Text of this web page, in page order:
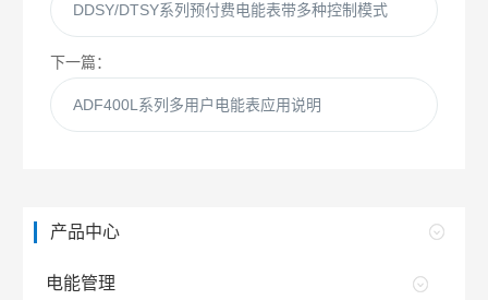
DDSY/DTSY系列预付费电能表带多种控制模式
下一篇：
ADF400L系列多用户电能表应用说明
产品中心
电能管理